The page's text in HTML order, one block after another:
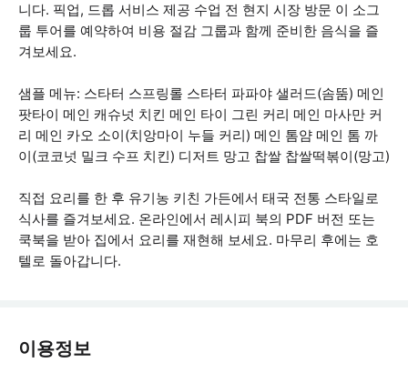
니다. 픽업, 드롭 서비스 제공 수업 전 현지 시장 방문 이 소그
룹 투어를 예약하여 비용 절감 그룹과 함께 준비한 음식을 즐
겨보세요.
샘플 메뉴: 스타터 스프링롤 스타터 파파야 샐러드(솜뚬) 메인
팟타이 메인 캐슈넛 치킨 메인 타이 그린 커리 메인 마사만 커
리 메인 카오 소이(치앙마이 누들 커리) 메인 톰얌 메인 톰 까
이(코코넛 밀크 수프 치킨) 디저트 망고 찹쌀 찹쌀떡볶이(망고)
직접 요리를 한 후 유기농 키친 가든에서 태국 전통 스타일로
식사를 즐겨보세요. 온라인에서 레시피 북의 PDF 버전 또는
쿡북을 받아 집에서 요리를 재현해 보세요. 마무리 후에는 호
텔로 돌아갑니다.
이용정보